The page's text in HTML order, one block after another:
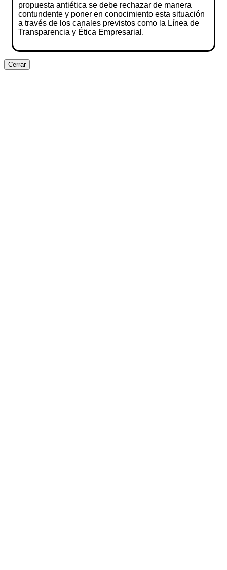
propuesta antiética se debe rechazar de manera
contundente y poner en conocimiento esta situación
a través de los canales previstos como la Línea de
Transparencia y Ética Empresarial.
Cerrar